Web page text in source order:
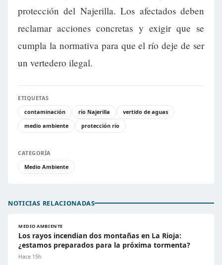
protección del Najerilla. Los afectados deben
reclamar acciones concretas y exigir que se
cumpla la normativa para que el río deje de ser
un vertedero ilegal.
ETIQUETAS
contaminación
río Najerilla
vertido de aguas
medio ambiente
protección río
CATEGORÍA
Medio Ambiente
NOTICIAS RELACIONADAS
MEDIO AMBIENTE
Los rayos incendian dos montañas en La Rioja:
¿estamos preparados para la próxima tormenta?
Hace 15h